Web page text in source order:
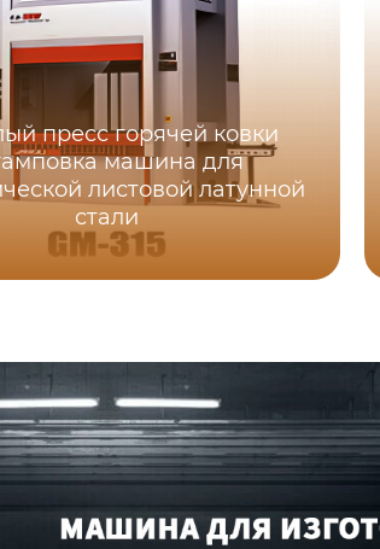
пресс горячей ковки
машина для
листовой латунной
стали